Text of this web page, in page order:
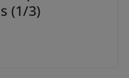
(1/3)